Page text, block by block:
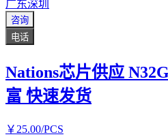
广东深圳
咨询
电话
Nations芯片供应
富 快速发货
￥ 25.00/PCS